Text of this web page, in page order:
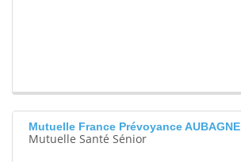
Mutuelle France Prévoyance AUBAGNE
Mutuelle Santé Sénior